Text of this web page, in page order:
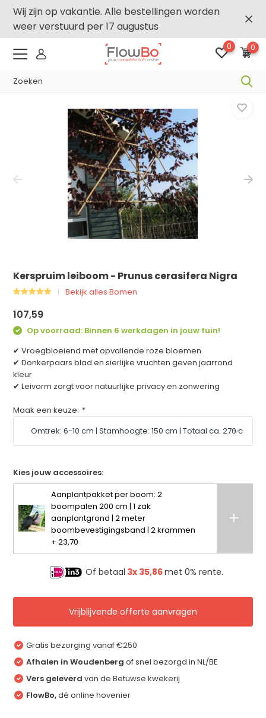
Wij zijn op vakantie. Alle bestellingen worden
weer verstuurd per 17 augustus
0 0
Kerspruim leiboom - Prunus cerasifera Nigra
Bekijk alles Bomen
107,59
Op voorraad: Binnen 6 werkdagen in jouw tuin!
✔ Vroegbloeiend met opvallende roze bloemen
✔ Donkerpaars blad en sierlijke vruchten geven jaarrond
kleur
✔ Leivorm zorgt voor natuurlijke privacy en zonwering
Maak een keuze: *
Kies jouw accessoires:
Aanplantpakket per boom: 2
boompalen 200 cm | 1 zak
aanplantgrond | 2 meter
boombevestigingsband | 2 krammen
+ 23,70
Of betaal 3x 35,86met 0% rente.
Vrijblijvende offerte aanvragen
Gratis bezorging vanaf €250
Afhalen in Woudenberg of snel bezorgd in NL/BE
Vers geleverd van de Betuwse kwekerij
FlowBo,dé online hovenier